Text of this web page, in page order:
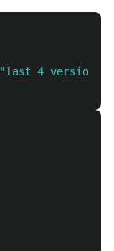
"last 4 versions